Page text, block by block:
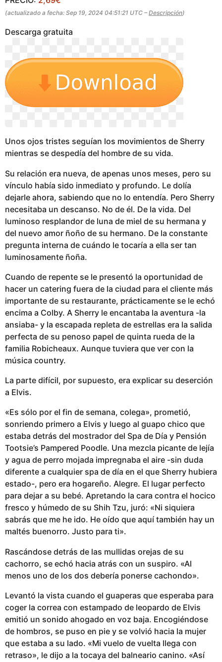
(actualizado a fecha: Sep 19, 2024 04:51:21 UTC – Descripción)
Descarga gratuita
Unos ojos tristes seguían los movimientos de Sherry
mientras se despedía del hombre de su vida.
Su relación era nueva, de apenas unos meses, pero su
vínculo había sido inmediato y profundo. Le dolía
dejarle ahora, sabiendo que no lo entendía. Pero Sherry
necesitaba un descanso. No de él. De la vida. Del
luminoso resplandor de luna de miel de su hermana y
del nuevo amor ñoño de su hermano. De la constante
pregunta interna de cuándo le tocaría a ella ser tan
luminosamente ñoña.
Cuando de repente se le presentó la oportunidad de
hacer un catering fuera de la ciudad para el cliente más
importante de su restaurante, prácticamente se le echó
encima a Colby. A Sherry le encantaba la aventura -la
ansiaba- y la escapada repleta de estrellas era la salida
perfecta de su penoso papel de quinta rueda de la
familia Robicheaux. Aunque tuviera que ver con la
música country.
La parte difícil, por supuesto, era explicar su deserción
a Elvis.
«Es sólo por el fin de semana, colega», prometió,
sonriendo primero a Elvis y luego al guapo chico que
estaba detrás del mostrador del Spa de Día y Pensión
Tootsie’s Pampered Poodle. Una mezcla picante de lejía
y agua de perro mojada impregnaba el aire -sin duda
diferente a cualquier spa de día en el que Sherry hubiera
estado-, pero era hogareño. Alegre. El lugar perfecto
para dejar a su bebé. Apretando la cara contra el hocico
fresco y húmedo de su Shih Tzu, juró: «Ni siquiera
sabrás que me he ido. He oído que aquí también hay un
maltés buenorro. Justo para ti».
Rascándose detrás de las mullidas orejas de su
cachorro, se echó hacia atrás con un suspiro. «Al
menos uno de los dos debería ponerse cachondo».
Levantó la vista cuando el guaperas que esperaba para
coger la correa con estampado de leopardo de Elvis
emitió un sonido ahogado en voz baja. Encogiéndose
de hombros, se puso en pie y se volvió hacia la mujer
que estaba a su lado. «Mi vuelo de vuelta llega con
retraso», le dijo a la tocaya del balneario canino. «Así